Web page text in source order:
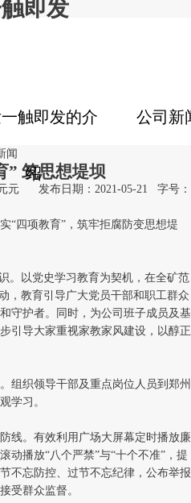
即发
触即发的介
绍
公司新
闻
” 筑思想堤坝
元 发布日期：2021-05-21
字号：
“四项教育”，筑牢拒腐防变思想堤
。以党史学习教育为契机，在全矿范
，教育引导广大党员干部和职工群众
守护者。同时，为公司班子成员及基
引导大家重视家教家风建设，以醇正
组织领导干部及重点岗位人员到郑州
学习。
线。有效利用广场大屏幕定时播放廉
动播放“八个严禁”与“十个不准”，提
不忘防控、过节不忘纪律，公布举报
受群众监督。